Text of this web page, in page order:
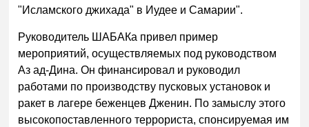
"Исламского джихада" в Иудее и Самарии".
Руководитель ШАБАКа привел пример
мероприятий, осуществляемых под руководством
Аз ад-Дина. Он финансировал и руководил
работами по производству пусковых установок и
ракет в лагере беженцев Дженин. По замыслу этого
высокопоставленного террориста, спонсируемая им